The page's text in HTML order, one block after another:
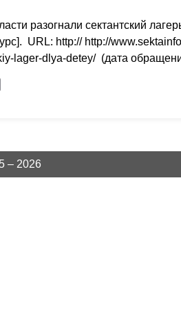
разогнали сектантский
URL: http:// http://
lager-dlya-detey/ (дата
– 2026